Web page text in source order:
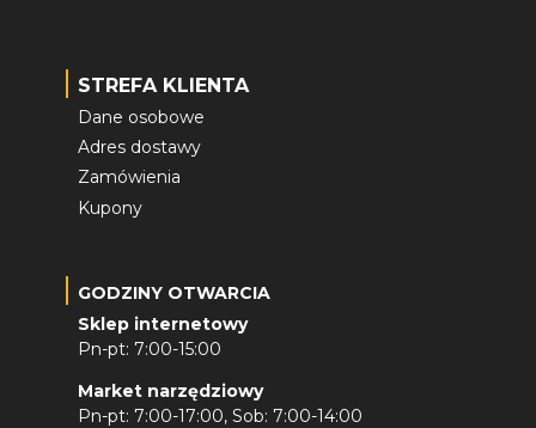
STREFA KLIENTA
Dane osobowe
Adres dostawy
Zamówienia
Kupony
GODZINY OTWARCIA
Sklep internetowy
Pn-pt: 7:00-15:00
Market narzędziowy
Pn-pt: 7:00-17:00, Sob: 7:00-14:00